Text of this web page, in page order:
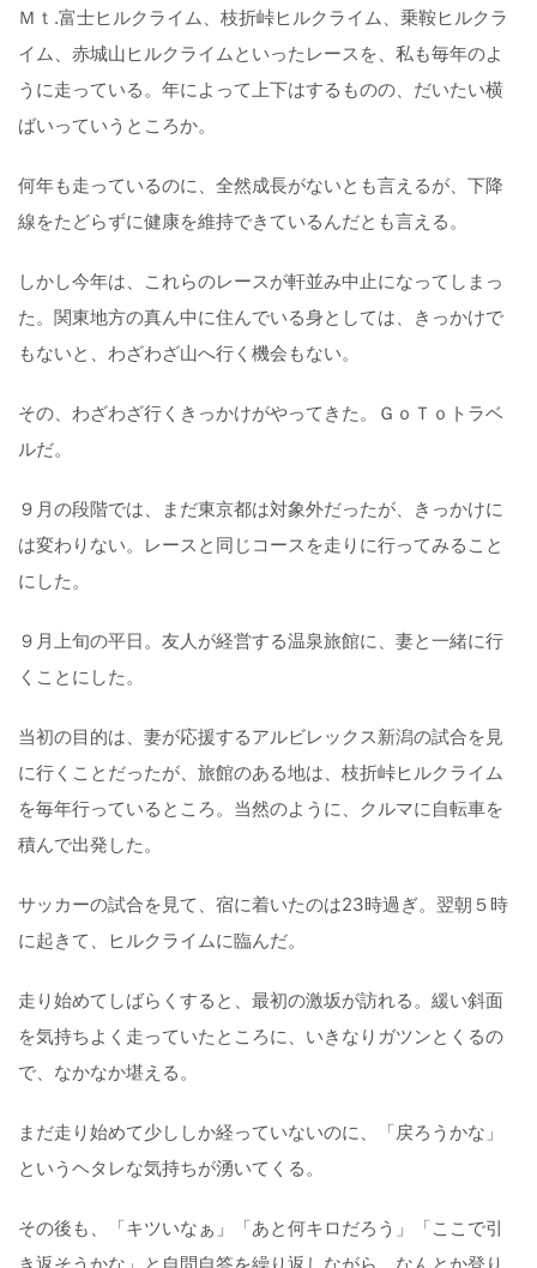
Ｍｔ.富士ヒルクライム、枝折峠ヒルクライム、乗鞍ヒルクラ
イム、赤城山ヒルクライムといったレースを、私も毎年のよ
うに走っている。年によって上下はするものの、だいたい横
ばいっていうところか。
何年も走っているのに、全然成長がないとも言えるが、下降
線をたどらずに健康を維持できているんだとも言える。
しかし今年は、これらのレースが軒並み中止になってしまっ
た。関東地方の真ん中に住んでいる身としては、きっかけで
もないと、わざわざ山へ行く機会もない。
その、わざわざ行くきっかけがやってきた。ＧｏＴｏトラベ
ルだ。
９月の段階では、まだ東京都は対象外だったが、きっかけに
は変わりない。レースと同じコースを走りに行ってみること
にした。
９月上旬の平日。友人が経営する温泉旅館に、妻と一緒に行
くことにした。
当初の目的は、妻が応援するアルビレックス新潟の試合を見
に行くことだったが、旅館のある地は、枝折峠ヒルクライム
を毎年行っているところ。当然のように、クルマに自転車を
積んで出発した。
サッカーの試合を見て、宿に着いたのは23時過ぎ。翌朝５時
に起きて、ヒルクライムに臨んだ。
走り始めてしばらくすると、最初の激坂が訪れる。緩い斜面
を気持ちよく走っていたところに、いきなりガツンとくるの
で、なかなか堪える。
まだ走り始めて少ししか経っていないのに、「戻ろうかな」
というヘタレな気持ちが湧いてくる。
その後も、「キツいなぁ」「あと何キロだろう」「ここで引